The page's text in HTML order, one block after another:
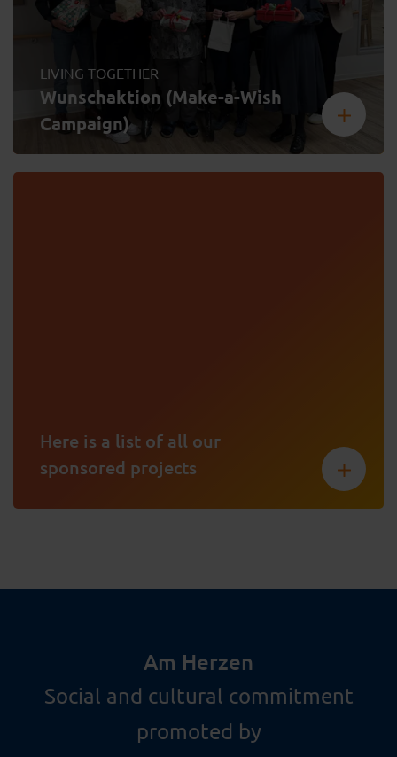
LIVING TOGETHER
Wunschaktion (Make-a-Wish
Campaign)
Here is a list of all our
sponsored projects
Am Herzen
Social and cultural commitment
promoted by